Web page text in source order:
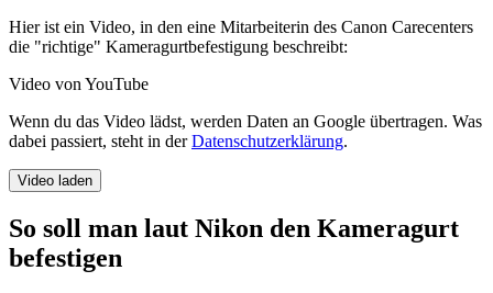
Hier ist ein Video, in den eine Mitarbeiterin des Canon Carecenters
die "richtige" Kameragurtbefestigung beschreibt:
Video von YouTube
Wenn du das Video lädst, werden Daten an Google übertragen. Was
dabei passiert, steht in derDatenschutzerklärung.
Video laden
So soll man laut Nikon den Kameragurt
befestigen